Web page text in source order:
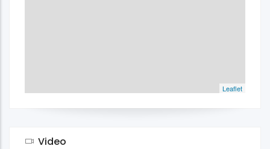
Leaflet
Video